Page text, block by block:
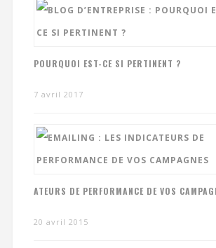
POURQUOI EST-CE SI PERTINENT ?
7 avril 2017
ATEURS DE PERFORMANCE DE VOS
20 avril 2015